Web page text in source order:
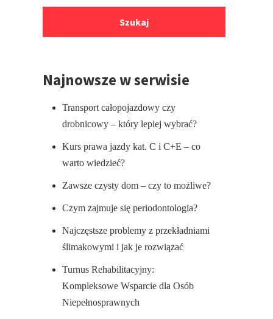
Najnowsze w serwisie
Transport całopojazdowy czy
drobnicowy – który lepiej wybrać?
Kurs prawa jazdy kat. C i C+E – co
warto wiedzieć?
Zawsze czysty dom – czy to możliwe?
Czym zajmuje się periodontologia?
Najczęstsze problemy z przekładniami
ślimakowymi i jak je rozwiązać
Turnus Rehabilitacyjny:
Kompleksowe Wsparcie dla Osób
Niepełnosprawnych